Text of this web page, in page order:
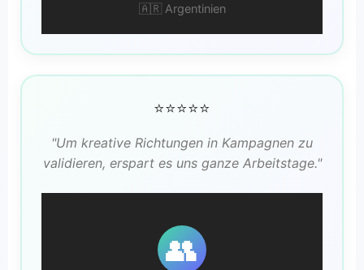
🇦🇷 Argentinien
⭐⭐⭐⭐⭐
"Um kreative Richtungen in Kampagnen zu
validieren, erspart es uns ganze Arbeitstage."
👥